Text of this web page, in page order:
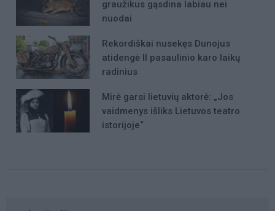
graužikus gąsdina labiau nei
nuodai
Rekordiškai nusekęs Dunojus
atidengė II pasaulinio karo laikų
radinius
Mirė garsi lietuvių aktorė: „Jos
vaidmenys išliks Lietuvos teatro
istorijoje“